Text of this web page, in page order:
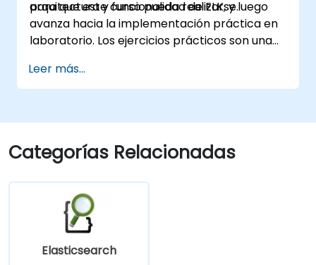
para que este curso pueda realizarse.
arquitectura y funcionalidad de ELK, y luego
avanza hacia la implementación práctica en
laboratorio. Los ejercicios prácticos son una
ofrecen a los participantes la oportunidad de
aplicar sus conocimientos mientras reciben
Leer más...
Categorías Relacionadas
Elasticsearch